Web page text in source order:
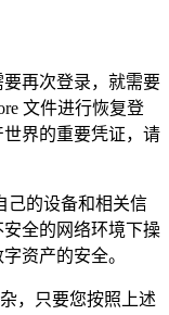
要再次登录，就需要
文件进行恢复登
界的重要凭证，请
己的设备和相关信
全的网络环境下操
资产的安全。
，只要您按照上述